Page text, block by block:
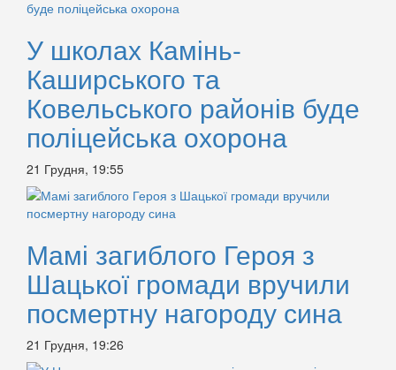
У школах Камінь-
Каширського та
Ковельського районів буде
поліцейська охорона
21 Грудня, 19:55
Мамі загиблого Героя з
Шацької громади вручили
посмертну нагороду сина
21 Грудня, 19:26